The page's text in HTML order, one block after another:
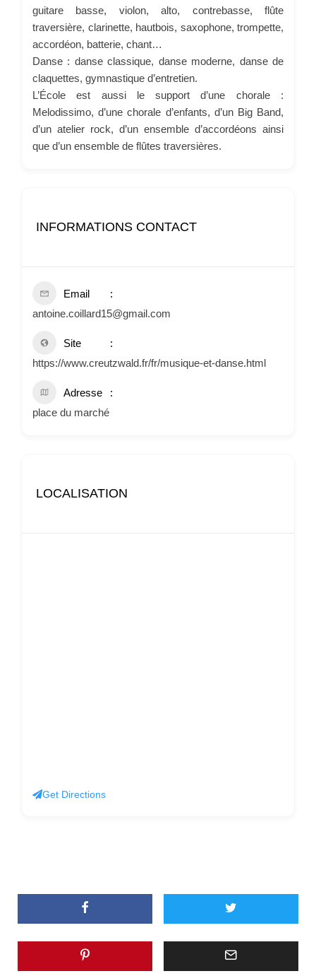
guitare basse, violon, alto, contrebasse, flûte
traversière, clarinette, hautbois, saxophone, trompette,
accordéon, batterie, chant…
Danse : danse classique, danse moderne, danse de
claquettes, gymnastique d’entretien.
L’École est aussi le support d’une chorale :
Melodissimo, d’une chorale d’enfants, d’un Big Band,
d’un atelier rock, d’un ensemble d’accordéons ainsi
que d’un ensemble de flûtes traversières.
INFORMATIONS CONTACT
Email
antoine.coillard15@gmail.com
Site
https://www.creutzwald.fr/fr/musique-et-danse.html
Adresse
place du marché
LOCALISATION
Get Directions